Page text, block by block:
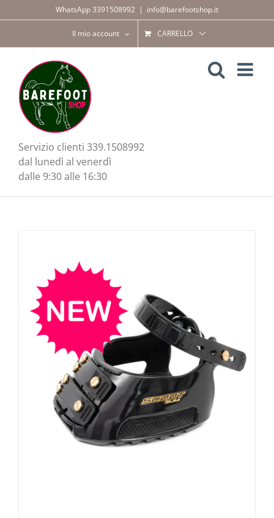
WhatsApp 3391508992 | info@barefootshop.it
Il mio account CARRELLO
Servizio clienti 339.1508992
dal lunedì al venerdì
dalle 9:30 alle 16:30